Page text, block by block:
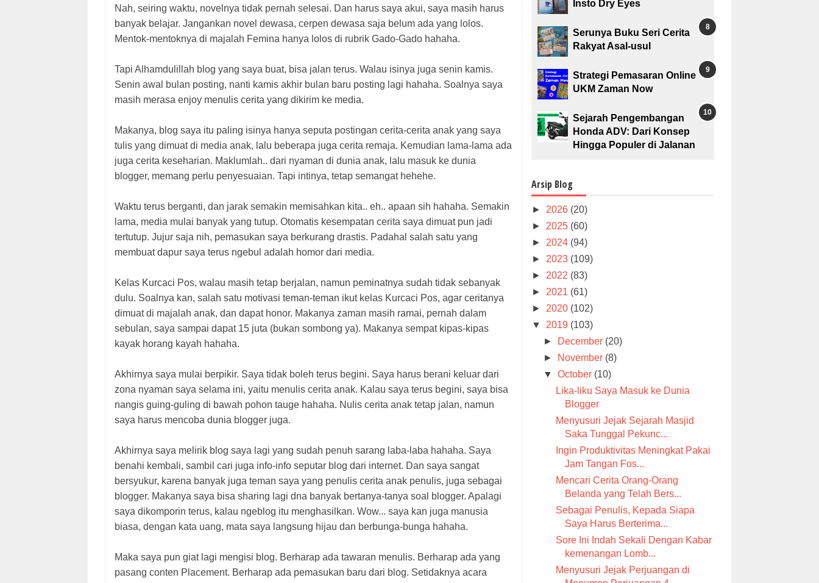
Nah, seiring waktu, novelnya tidak pernah selesai. Dan harus saya akui, saya masih harus
banyak belajar. Jangankan novel dewasa, cerpen dewasa saja belum ada yang lolos.
Mentok-mentoknya di majalah Femina hanya lolos di rubrik Gado-Gado hahaha.
Tapi Alhamdulillah blog yang saya buat, bisa jalan terus. Walau isinya juga senin kamis.
Senin awal bulan posting, nanti kamis akhir bulan baru posting lagi hahaha. Soalnya saya
masih merasa enjoy menulis cerita yang dikirim ke media.
Makanya, blog saya itu paling isinya hanya seputa postingan cerita-cerita anak yang saya
tulis yang dimuat di media anak, lalu beberapa juga cerita remaja. Kemudian lama-lama ada
juga cerita keseharian. Maklumlah.. dari nyaman di dunia anak, lalu masuk ke dunia
blogger, memang perlu penyesuaian. Tapi intinya, tetap semangat hehehe.
Waktu terus berganti, dan jarak semakin memisahkan kita.. eh.. apaan sih hahaha. Semakin
lama, media mulai banyak yang tutup. Otomatis kesempatan cerita saya dimuat pun jadi
tertutup. Jujur saja nih, pemasukan saya berkurang drastis. Padahal salah satu yang
membuat dapur saya terus ngebul adalah homor dari media.
Kelas Kurcaci Pos, walau masih tetap berjalan, namun peminatnya sudah tidak sebanyak
dulu. Soalnya kan, salah satu motivasi teman-teman ikut kelas Kurcaci Pos, agar ceritanya
dimuat di majalah anak, dan dapat honor. Makanya zaman masih ramai, pernah dalam
sebulan, saya sampai dapat 15 juta (bukan sombong ya). Makanya sempat kipas-kipas
kayak horang kayah hahaha.
Akhirnya saya mulai berpikir. Saya tidak boleh terus begini. Saya harus berani keluar dari
zona nyaman saya selama ini, yaitu menulis cerita anak. Kalau saya terus begini, saya bisa
nangis guing-guling di bawah pohon tauge hahaha. Nulis cerita anak tetap jalan, namun
saya harus mencoba dunia blogger juga.
Akhirnya saya melirik blog saya lagi yang sudah penuh sarang laba-laba hahaha. Saya
benahi kembali, sambil cari juga info-info seputar blog dari internet. Dan saya sangat
bersyukur, karena banyak juga teman saya yang penulis cerita anak penulis, juga sebagai
blogger. Makanya saya bisa sharing lagi dna banyak bertanya-tanya soal blogger. Apalagi
saya dikomporin terus, kalau ngeblog itu menghasilkan. Wow... saya kan juga manusia
biasa, dengan kata uang, mata saya langsung hijau dan berbunga-bunga hahaha.
Maka saya pun giat lagi mengisi blog. Berharap ada tawaran menulis. Berharap ada yang
pasang conten Placement. Berharap ada pemasukan baru dari blog. Setidaknya acara
Insto Dry Eyes
Serunya Buku Seri Cerita
Rakyat Asal-usul
Strategi Pemasaran Online
UKM Zaman Now
Sejarah Pengembangan
Honda ADV: Dari Konsep
Hingga Populer di Jalanan
Arsip Blog
► 2026 (20)
► 2025 (60)
► 2024 (94)
► 2023 (109)
► 2022 (83)
► 2021 (61)
► 2020 (102)
▼ 2019 (103)
►
December (20)
►
November (8)
▼October (10)
Lika-liku Saya Masuk ke Dunia
Blogger
Menyusuri Jejak Sejarah Masjid
Saka Tunggal Pekunc...
Ingin Produktivitas Meningkat Pakai
Jam Tangan Fos...
Mencari Cerita Orang-Orang
Belanda yang Telah Bers...
Sebagai Penulis, Kepada Siapa
Saya Harus Berterima...
Sore Ini Indah Sekali Dengan Kabar
kemenangan Lomb...
Menyusuri Jejak Perjuangan di